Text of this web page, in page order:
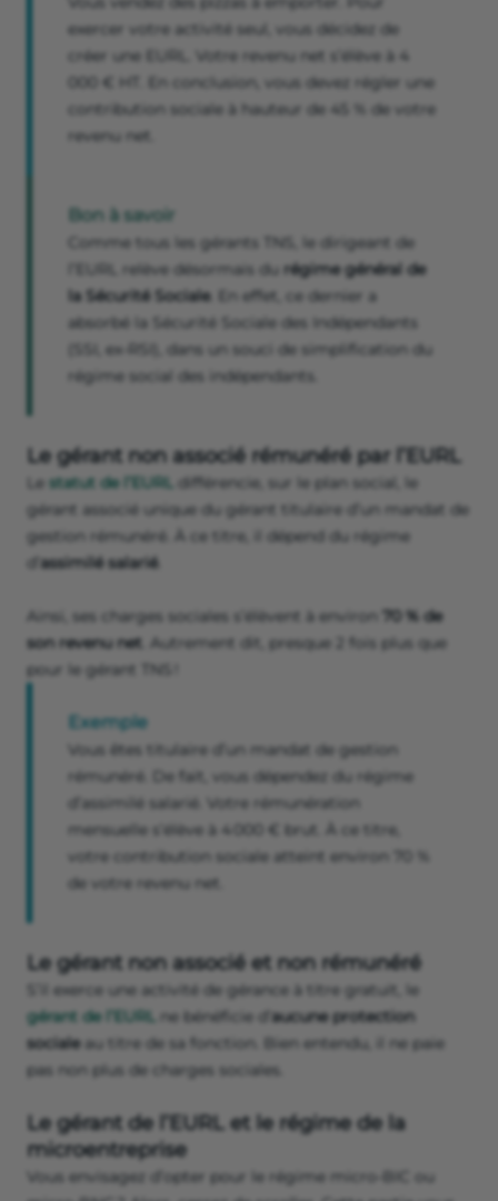
exercer votre activité seul, vous décidez de
créer une EURL. Votre revenu net s’élève à 4
000 € HT. En conclusion, vous devez régler une
contribution sociale à hauteur de 45 % de votre
revenu net.
Bon à savoir
Comme tous les gérants TNS, le dirigeant de
l’EURL relève désormais du régime général de
la Sécurité Sociale. En effet, ce dernier a
absorbé la Sécurité Sociale des Indépendants
(SSI, ex-RSI), dans un souci de simplification du
régime social des indépendants.
Le gérant non associé rémunéré par l’EURL
Le statut de l’EURL différencie, sur le plan social, le
gérant associé unique du gérant titulaire d’un mandat de
gestion rémunéré. À ce titre, il dépend du régime
d’ assimilé salarié.
Ainsi, ses charges sociales s’élèvent à environ
70 % de
son revenu net . Autrement dit, presque 2 fois plus que
pour le gérant TNS !
Exemple
Vous êtes titulaire d’un mandat de gestion
rémunéré. De fait, vous dépendez du régime
d’assimilé salarié. Votre rémunération
mensuelle s’élève à 4 000 € brut. À ce titre,
votre contribution sociale atteint environ 70 %
de votre revenu net.
Le gérant non associé et non rémunéré
S’il exerce une activité de gérance à titre gratuit, le
gérant de l’EURL ne bénéficie d’ aucune protection
socialeau titre de sa fonction. Bien entendu, il ne paie
pas non plus de charges sociales.
Le gérant de l’EURL et le régime de la
microentreprise
Vous envisagez d’opter pour le régime micro-BIC ou